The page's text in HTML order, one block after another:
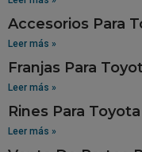
Accesorios Para
Leer más »
Franjas Para
Leer más »
Rines Para
Leer más »